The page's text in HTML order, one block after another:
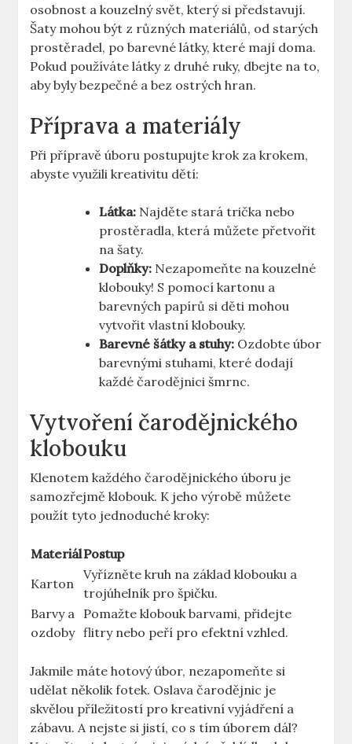
osobnost a kouzelný svět, který si představují.
Šaty mohou být z různých materiálů, od starých
prostěradel, po barevné látky, které mají doma.⁢
Pokud používáte látky z druhé ruky, dbejte na to,
aby byly bezpečné a bez ​ostrých hran.
Příprava a materiály
Při přípravě ​úboru⁤ postupujte krok za krokem,
abyste využili kreativitu dětí:
Látka: Najděte stará trička ⁢nebo
prostěradla, která můžete přetvořit
na šaty.
Doplňky: Nezapomeňte na kouzelné
klobouky! S pomocí kartonu ‌a
barevných papírů si děti mohou
vytvořit⁣ vlastní klobouky.
Barevné šátky a stuhy: Ozdobte úbor
barevnými stuhami, které dodají
každé ⁢čarodějnici šmrnc.
Vytvoření⁤ čarodějnického
klobouku
Klenotem každého čarodějnického úboru⁣ je
samozřejmě klobouk. K jeho‌ výrobě můžete
použít⁢ tyto jednoduché kroky:
MateriálPostup
Karton
Vyřízněte kruh na základ klobouku a
trojúhelník pro špičku.
Barvy‌ a
ozdoby
Pomažte klobouk‍ barvami, přidejte
flitry nebo peří pro efektní vzhled.
Jakmile máte hotový úbor, nezapomeňte si
udělat několik fotek. Oslava čarodějnic je
skvělou příležitostí pro kreativní vyjádření a
zábavu. A nejste si jistí, co s tím úborem ⁤dál?